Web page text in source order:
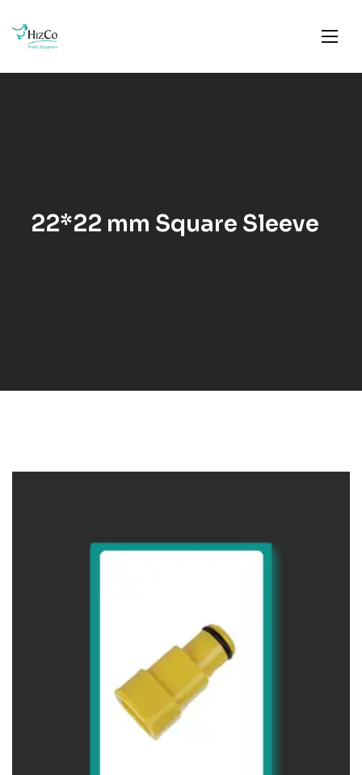
22*22 mm Square Sleeve